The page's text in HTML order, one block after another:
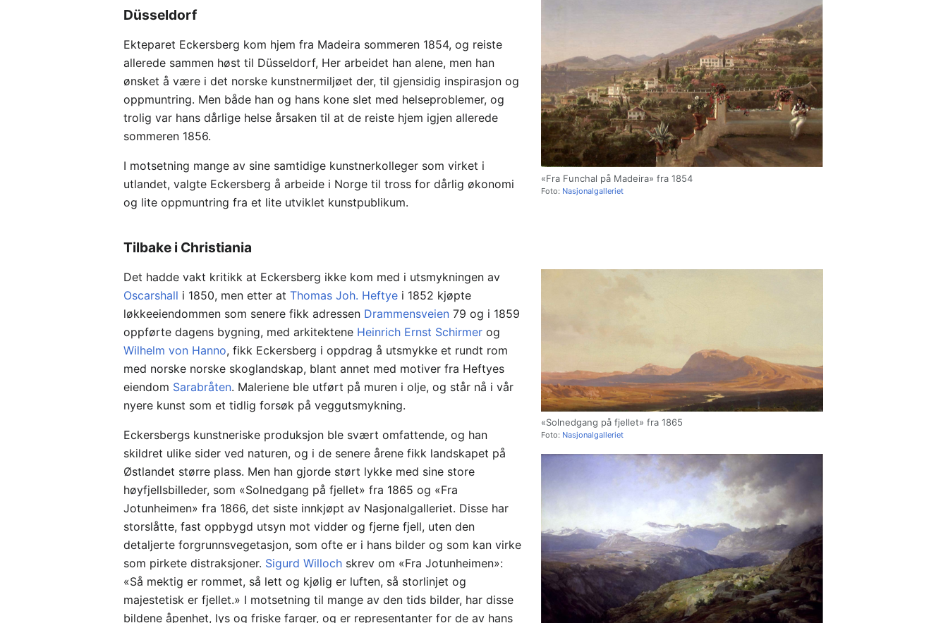
«Fra Funchal på Madeira» fra 1854
Foto: Nasjonalgalleriet
Düsseldorf
Ekteparet Eckersberg kom hjem fra Madeira sommeren 1854, og reiste
allerede sammen høst til Düsseldorf, Her arbeidet han alene, men han
ønsket å være i det norske kunstnermiljøet der, til gjensidig inspirasjon og
oppmuntring. Men både han og hans kone slet med helseproblemer, og
trolig var hans dårlige helse årsaken til at de reiste hjem igjen allerede
sommeren 1856.
I motsetning mange av sine samtidige kunstnerkolleger som virket i
utlandet, valgte Eckersberg å arbeide i Norge til tross for dårlig økonomi
og lite oppmuntring fra et lite utviklet kunstpublikum.
Tilbake i Christiania
«Solnedgang på fjellet» fra 1865
Foto: Nasjonalgalleriet
Det hadde vakt kritikk at Eckersberg ikke kom med i utsmykningen av
Oscarshall i 1850, men etter atThomas Joh. Heftye i 1852 kjøpte
løkkeeiendommen som senere fikk adressen Drammensveien 79 og i 1859
oppførte dagens bygning, med arkitektene Heinrich Ernst Schirmer og
Wilhelm von Hanno, fikk Eckersberg i oppdrag å utsmykke et rundt rom
med norske norske skoglandskap, blant annet med motiver fra Heftyes
eiendom Sarabråten. Maleriene ble utført på muren i olje, og står nå i vår
nyere kunst som et tidlig forsøk på veggutsmykning.
Eckersbergs kunstneriske produksjon ble svært omfattende, og han
skildret ulike sider ved naturen, og i de senere årene fikk landskapet på
Østlandet større plass. Men han gjorde størt lykke med sine store
høyfjellsbilleder, som «Solnedgang på fjellet» fra 1865 og «Fra
Jotunheimen» fra 1866, det siste innkjøpt av Nasjonalgalleriet. Disse har
storslåtte, fast oppbygd utsyn mot vidder og fjerne fjell, uten den
detaljerte forgrunnsvegetasjon, som ofte er i hans bilder og som kan virke
som pirkete distraksjoner. Sigurd Willoch skrev om «Fra Jotunheimen»:
«Så mektig er rommet, så lett og kjølig er luften, så storlinjet og
majestetisk er fjellet.» I motsetning til mange av den tids bilder, har disse
bildene åpenhet, lys og friske farger, og er representanter for de av hans